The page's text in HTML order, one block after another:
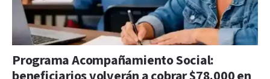
Programa Acompañamiento Social: